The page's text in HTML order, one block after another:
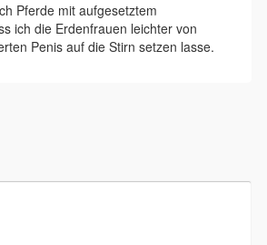
Pferde mit aufgesetztem
ich die Erdenfrauen leichter von
Penis auf die Stirn setzen lasse.